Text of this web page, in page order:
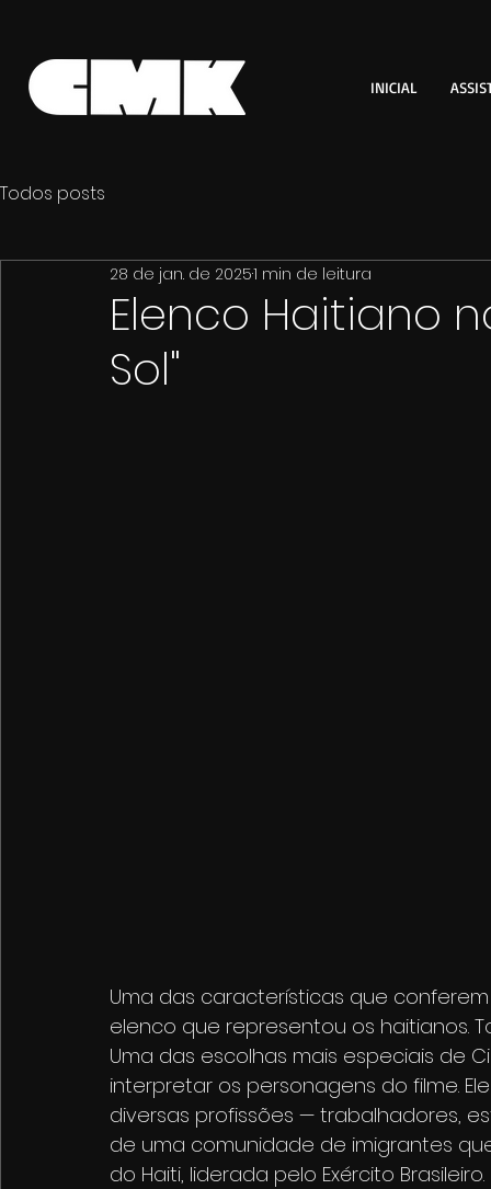
INICIAL
Todos posts
Elenco Haitiano
Sol"
28 de jan. de 20251 min de leitura
Uma das características que
elenco que representou os haitianos.
Uma das escolhas mais especiais de
interpretar os personagens do filme.
diversas profissões — trabalhadores,
de uma comunidade de imigrantes
do Haiti, liderada pelo Exército Brasileiro.